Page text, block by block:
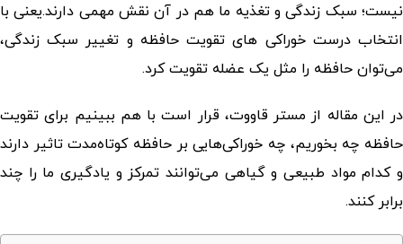
نیست؛ سبک زندگی و تغذیه‌ ما هم در آن نقش مهمی دارند.یعنی با
انتخاب درستخوراکی های تقویت حافظه و تغییر سبک زندگی،
می‌توان حافظه را مثل یک عضله تقویت کرد.
در این مقاله از مستر قاووت، قرار است با هم ببینیم برای تقویت
حافظه چه بخوریم، چه خوراکی‌هایی بر حافظه کوتاه‌مدت تاثیر دارند
و کدام مواد طبیعی و گیاهی می‌توانند تمرکز و یادگیری ما را چند
برابر کنند.